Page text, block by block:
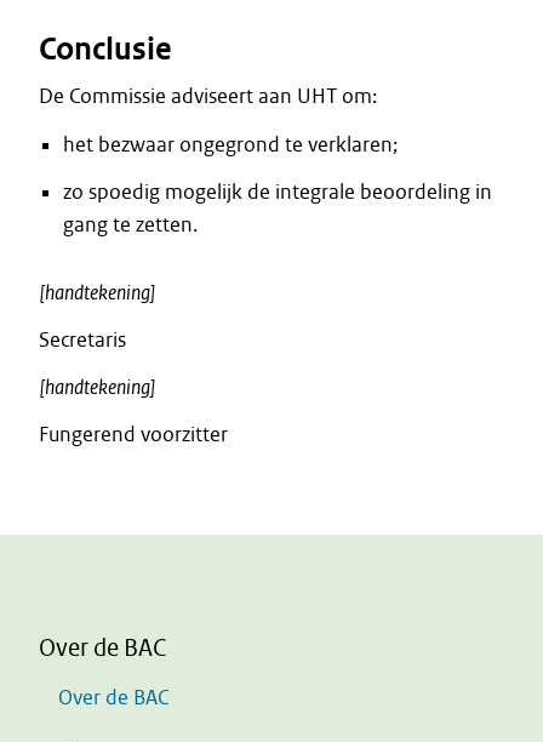
Conclusie
De Commissie adviseert aan UHT om:
het bezwaar ongegrond te verklaren;
zo spoedig mogelijk de integrale beoordeling in
gang te zetten.
[handtekening]
Secretaris
[handtekening]
Fungerend voorzitter
Over de BAC
Over de BAC